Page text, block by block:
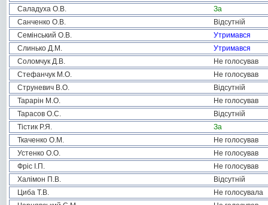
Саладуха О.В.
За
Санченко О.В.
Відсутній
Семінський О.В.
Утримався
Слинько Д.М.
Утримався
Соломчук Д.В.
Не голосував
Стефанчук М.О.
Не голосував
Струневич В.О.
Відсутній
Тарарін М.О.
Не голосував
Тарасов О.С.
Відсутній
Тістик Р.Я.
За
Ткаченко О.М.
Не голосував
Устенко О.О.
Не голосував
Фріс І.П.
Не голосував
Халімон П.В.
Відсутній
Циба Т.В.
Не голосувала